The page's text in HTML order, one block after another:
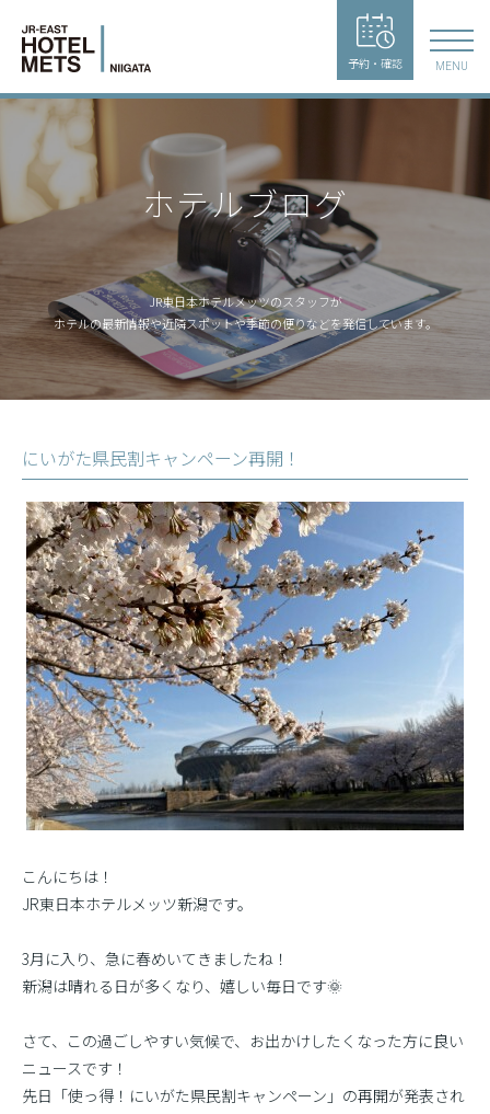
予約・確認 MENU
ホテルブログ
JR東日本ホテルメッツのスタッフが
ホテルの最新情報や近隣スポットや季節の便りなどを発信しています。
にいがた県民割キャンペーン再開！
こんにちは！
JR東日本ホテルメッツ新潟です。
3月に入り、急に春めいてきましたね！
新潟は晴れる日が多くなり、嬉しい毎日です🌞
さて、この過ごしやすい気候で、お出かけしたくなった方に良い
ニュースです！
先日「使っ得！にいがた県民割キャンペーン」の再開が発表され